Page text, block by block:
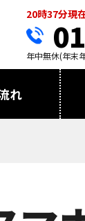
20時37分現
年中無休(年末
れ